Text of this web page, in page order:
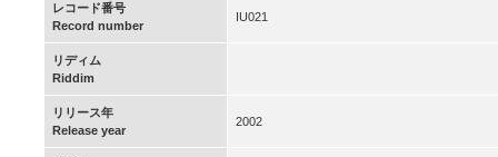
レコード番号
Record number
IU021
リディム
Riddim
リリース年
Release year
2002